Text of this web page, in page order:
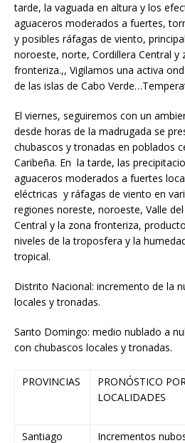
tarde, la vaguada en altura y los
aguaceros moderados a fuertes,
y posibles ráfagas de viento,
noroeste, norte, Cordillera Central y
fronteriza.,, Vigilamos una activa
de las islas de Cabo
El viernes, seguiremos con un
desde horas de la madrugada se
chubascos y tronadas en poblados
Caribeña. En la tarde, las
aguaceros moderados a fuertes
eléctricas y ráfagas de viento en
regiones noreste, noroeste, Valle
Central y la zona fronteriza,
niveles de la troposfera y la
tropical.
Distrito Nacional: incremento de la
locales y tronadas.
Santo Domingo: medio nublado a
con chubascos locales y tronadas.
PROVINCIAS
PRONÓSTICO
LOCALIDADES
Santiago
Incrementos